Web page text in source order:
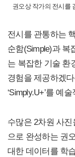
권오상 작가의 전시를
전시를 관통하는
순함(Simple)과 복
는 복잡한 기술 환
경험을 제공하겠
‘Simply.U+’를 예
수많은 2차원 사
으로 완성하는 권
대한 데이터를 학